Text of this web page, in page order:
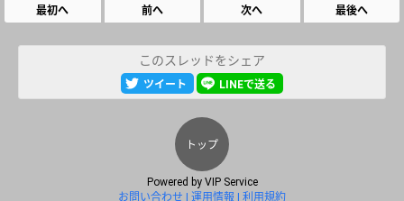
最初へ 前へ 次へ 最後へ
このスレッドをシェア
ツイート LINEで送る
トップ
Powered by VIP Service
お問い合わせ
運用情報 利用規約